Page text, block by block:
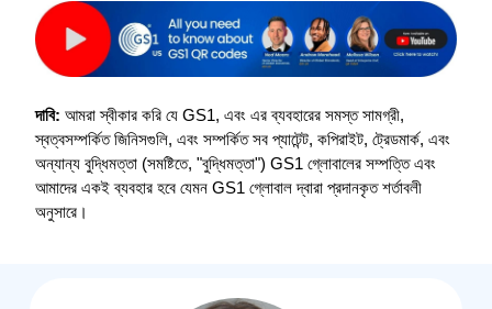
দাবি: আমরা স্বীকার করি যে GS1, এবং এর ব্যবহারের সমস্ত সামগ্রী,
স্বত্বসম্পর্কিত জিনিসগুলি, এবং সম্পর্কিত সব প্যাটেন্ট, কপিরাইট, ট্রেডমার্ক, এবং
অন্যান্য বুদ্ধিমত্তা (সমষ্টিতে, "বুদ্ধিমত্তা") GS1 গ্লোবালের সম্পত্তি এবং
আমাদের একই ব্যবহার হবে যেমন GS1 গ্লোবাল দ্বারা প্রদানকৃত শর্তাবলী
অনুসারে।